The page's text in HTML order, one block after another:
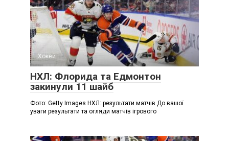
Хокей
НХЛ: Флорида та Едмонтон
закинули 11 шайб
Фото: Getty Images НХЛ: результати матчів До вашої
уваги результати та огляди матчів ігрового